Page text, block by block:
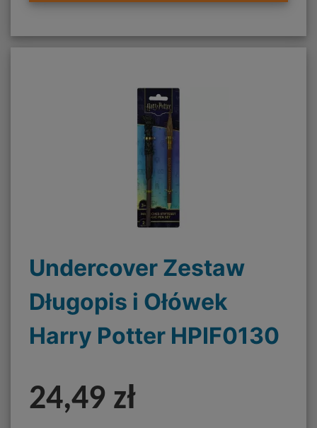
Undercover Zestaw
Długopis i Ołówek
Harry Potter HPIF0130
24,49 zł